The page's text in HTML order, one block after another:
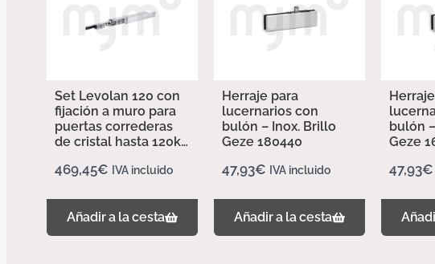
Set Levolan 120 con
fijación a muro para
puertas correderas
de cristal hasta 120kg
Acabado Plata EV1
469,45€ IVA incluido
Añadir a la cesta
Herraje para
lucernarios con
bulón – Inox. Brillo
Geze 180440
47,93€ IVA incluido
Añadir a la cesta
bulón
Geze
47,93€